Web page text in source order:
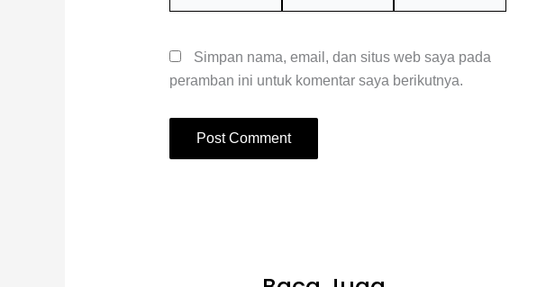
Simpan nama, email, dan situs web saya pada
peramban ini untuk komentar saya berikutnya.